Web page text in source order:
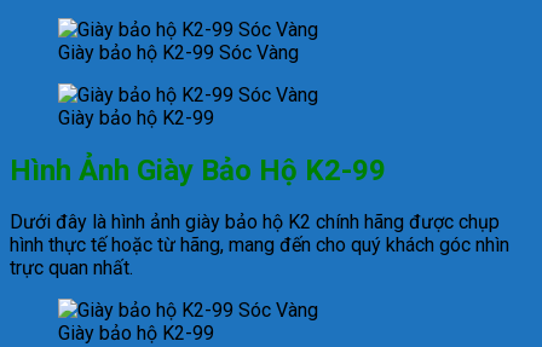
Giày bảo hộ K2-99 Sóc Vàng
Giày bảo hộ K2-99
Hình Ảnh Giày Bảo Hộ K2-99
Dưới đây là hình ảnh giày bảo hộ K2 chính hãng được chụp
hình thực tế hoặc từ hãng, mang đến cho quý khách góc nhìn
trực quan nhất.
Giày bảo hộ K2-99